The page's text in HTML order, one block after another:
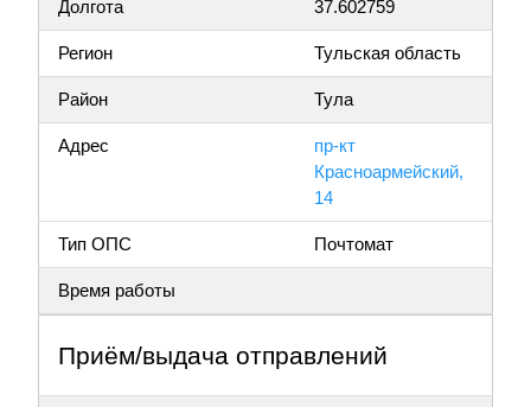
Долгота 37.602759
Регион Тульская область
Район Тула
Адрес
пр-кт
Красноармейский,
14
Тип ОПС Почтомат
Время работы
Приём/выдача отправлений